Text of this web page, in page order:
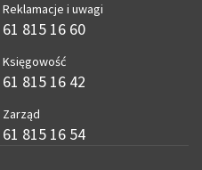
Reklamacje i uwagi
61 815 16 60
Księgowość
61 815 16 42
Zarząd
61 815 16 54